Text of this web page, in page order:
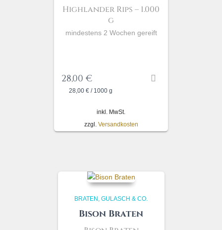
Highlander Rips – 1.000
g
mindestens 2 Wochen gereift
28,00 €
28,00 € / 1000 g
inkl. MwSt.
zzgl. Versandkosten
BRATEN, GULASCH & CO.
Bison Braten